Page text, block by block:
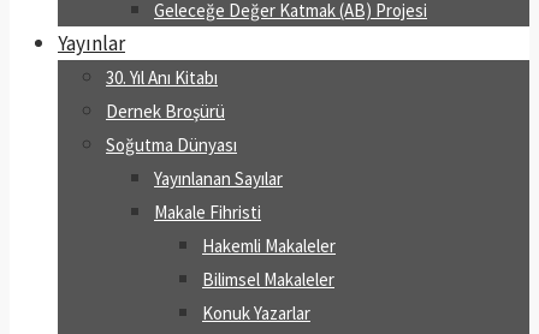
Geleceğe Değer Katmak (AB) Projesi
Yayınlar
30. Yıl Anı Kitabı
Dernek Broşürü
Soğutma Dünyası
Yayınlanan Sayılar
Makale Fihristi
Hakemli Makaleler
Bilimsel Makaleler
Konuk Yazarlar